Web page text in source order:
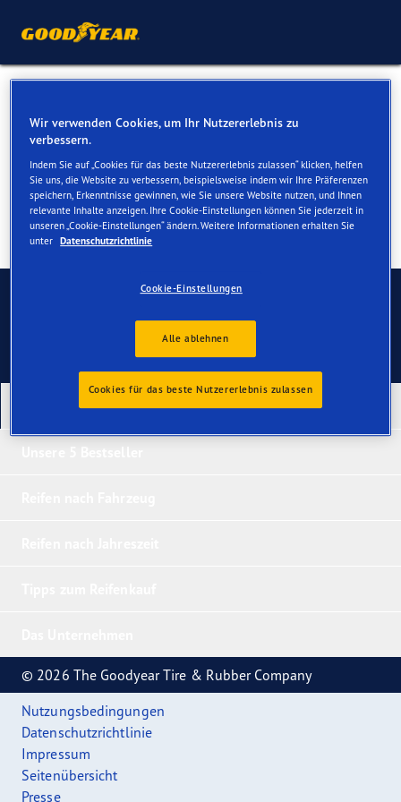
Polestar 4
Kontaktieren Sie uns
Unsere neuesten Produkte
© 2026 The Goodyear Tire & Rubber Company
Nutzungsbedingungen
Datenschutzrichtlinie
Impressum
Seitenübersicht
Presse
Wir verwenden Cookies, um Ihr Nutzererlebnis zu
verbessern.
Indem Sie auf „Cookies für das beste Nutzererlebnis zulassen“ klicken, helfen
Sie uns, die Website zu verbessern, beispielsweise indem wir Ihre Präferenzen
speichern, Erkenntnisse gewinnen, wie Sie unsere Website nutzen, und Ihnen
relevante Inhalte anzeigen. Ihre Cookie-Einstellungen können Sie jederzeit in
unseren „Cookie-Einstellungen“ ändern. Weitere Informationen erhalten Sie
unter Datenschutzrichtlinie
Cookie-Einstellungen
Alle ablehnen
Cookies für das beste Nutzererlebnis zulassen